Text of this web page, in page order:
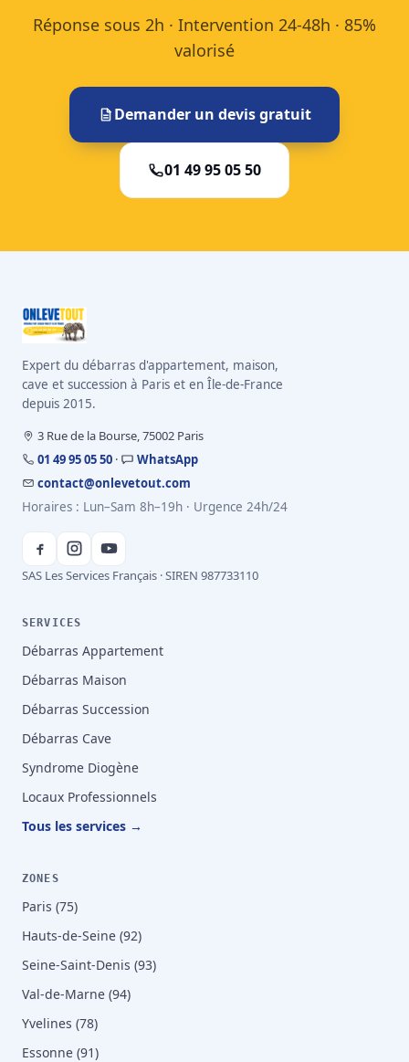
Réponse sous 2h · Intervention 24-48h · 85%
valorisé
Demander un devis gratuit
01 49 95 05 50
Expert du débarras d'appartement, maison,
cave et succession à Paris et en Île-de-France
depuis 2015.
3 Rue de la Bourse, 75002 Paris
01 49 95 05 50 ·
WhatsApp
contact@onlevetout.com
Horaires : Lun–Sam 8h–19h · Urgence 24h/24
SAS Les Services Français · SIREN 987733110
SERVICES
Débarras Appartement
Débarras Maison
Débarras Succession
Débarras Cave
Syndrome Diogène
Locaux Professionnels
Tous les services →
ZONES
Paris (75)
Hauts-de-Seine (92)
Seine-Saint-Denis (93)
Val-de-Marne (94)
Yvelines (78)
Essonne (91)